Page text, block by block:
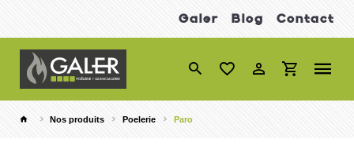
Galer Blog Contact
Nos produits Poelerie Paro